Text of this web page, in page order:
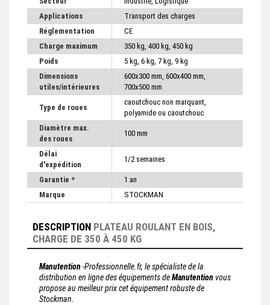
Applications
Transport des charges
Réglementation
CE
Charge maximum
350 kg, 400 kg, 450 kg
Poids
5 kg, 6 kg, 7 kg, 9 kg
Dimensions
utiles/intérieures
600x300 mm, 600x400 mm,
700x500 mm
Type de roues
caoutchouc non marquant,
polyamide ou caoutchouc
Diamètre max.
des roues
100 mm
Délai
d'expédition
1/2 semaines
Garantie *
1 an
Marque
STOCKMAN
DESCRIPTION PLATEAU ROULANT EN BOIS,
CHARGE DE 350 À 450 KG
Manutention-Professionnelle.fr, le spécialiste de la
distribution en ligne des équipements deManutentionvous
propose au meilleur prix cet équipement robuste de
Stockman.